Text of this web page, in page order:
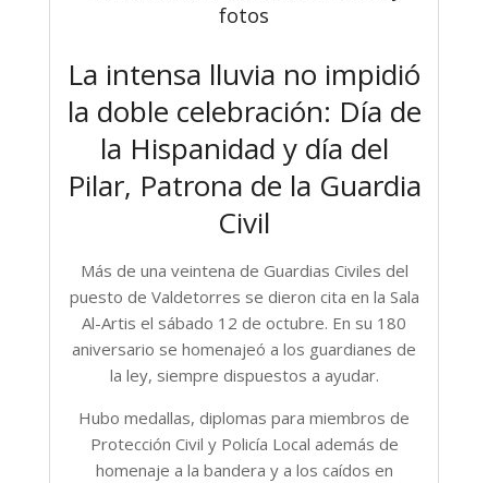
fotos
La intensa lluvia no impidió
la doble celebración: Día de
la Hispanidad y día del
Pilar, Patrona de la Guardia
Civil
Más de una veintena de Guardias Civiles del
puesto de Valdetorres se dieron cita en la Sala
Al-Artis el sábado 12 de octubre. En su 180
aniversario se homenajeó a los guardianes de
la ley, siempre dispuestos a ayudar.
Hubo medallas, diplomas para miembros de
Protección Civil y Policía Local además de
homenaje a la bandera y a los caídos en